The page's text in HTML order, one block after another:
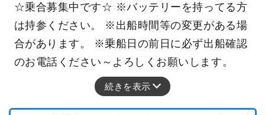
☆乗合募集中です☆ ※バッテリーを持ってる方
は持参ください。 ※出船時間等の変更がある場
合があります。 ※乗船日の前日に必ず出船確認
のお電話ください～よろしくお願いします。
続きを表示